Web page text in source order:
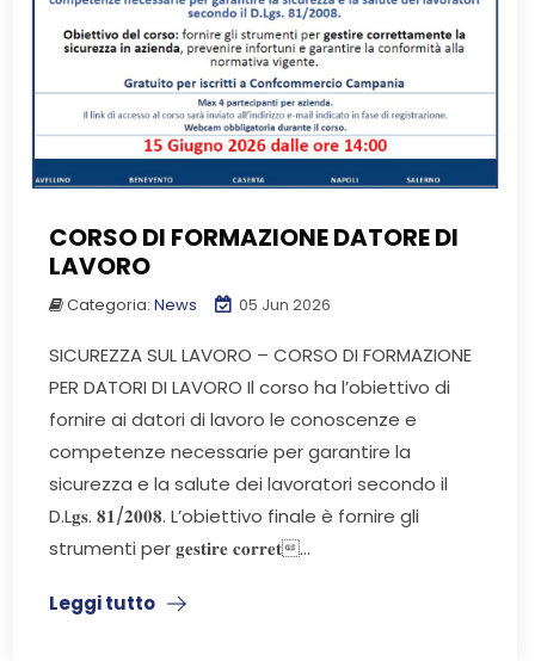
CORSO DI FORMAZIONE DATORE DI
LAVORO
Categoria:News 05 Jun 2026
SICUREZZA SUL LAVORO – CORSO DI FORMAZIONE
PER DATORI DI LAVORO Il corso ha l’obiettivo di
fornire ai datori di lavoro le conoscenze e
competenze necessarie per garantire la
sicurezza e la salute dei lavoratori secondo il
D.L𝐠𝐬. 𝟖𝟏/𝟐𝟎𝟎𝟖. L’obiettivo finale è fornire gli
strumenti per 𝐠𝐞𝐬𝐭𝐢𝐫𝐞 𝐜𝐨𝐫𝐫𝐞𝐭...
Leggi tutto